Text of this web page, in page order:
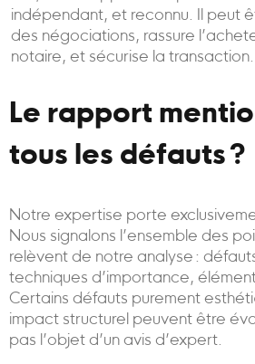
indépendant, et reconnu. Il peut
des négociations, rassure
notaire, et sécurise la transaction.
Le rapport
tous les défauts ?
Notre expertise porte
Nous signalons l’ensemble des
relèvent de notre analyse :
techniques d’importance,
Certains défauts purement
impact structurel peuvent être
pas l’objet d’un avis d’expert.